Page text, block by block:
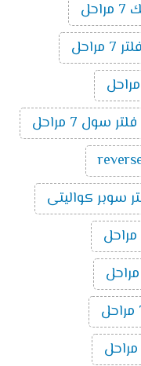
فلتر سول 7 مراحل
سوبر كواليتى